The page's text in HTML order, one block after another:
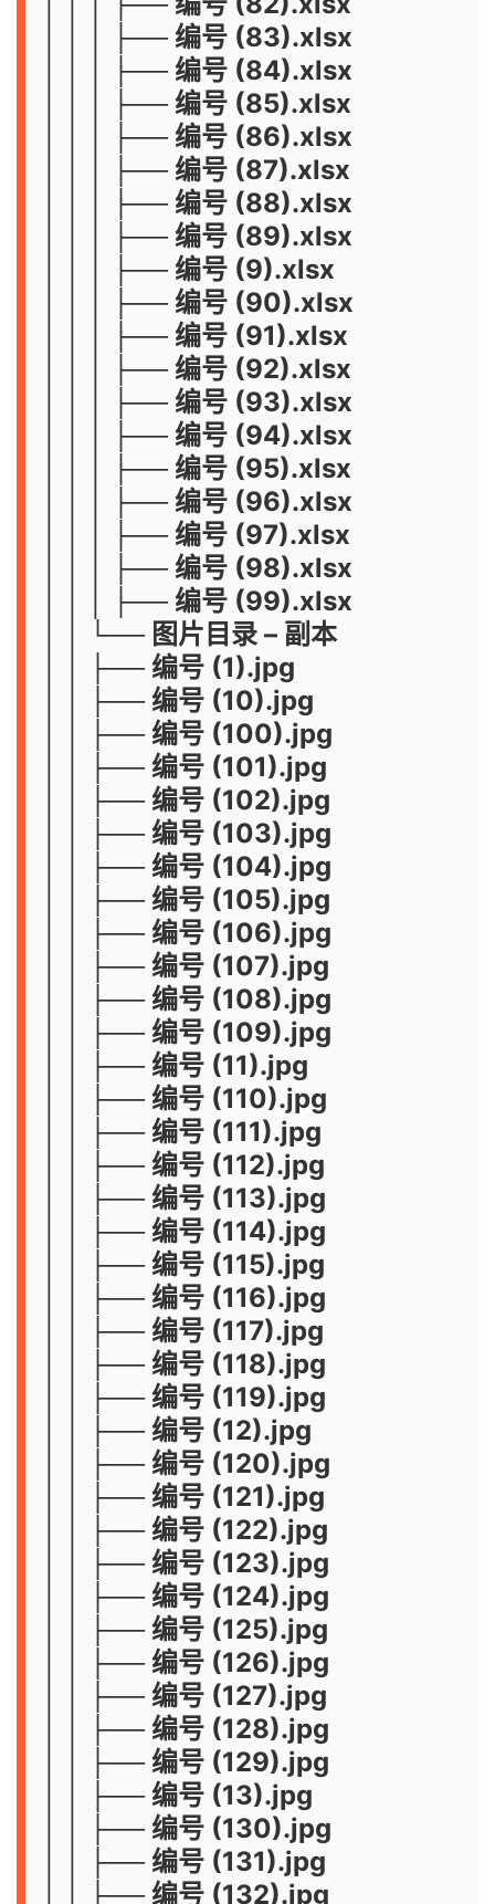
│ │ │ ├── 编号 (83).xlsx
│ │ │ ├── 编号 (84).xlsx
│ │ │ ├── 编号 (85).xlsx
│ │ │ ├── 编号 (86).xlsx
│ │ │ ├── 编号 (87).xlsx
│ │ │ ├── 编号 (88).xlsx
│ │ │ ├── 编号 (89).xlsx
│ │ │ ├── 编号 (9).xlsx
│ │ │ ├── 编号 (90).xlsx
│ │ │ ├── 编号 (91).xlsx
│ │ │ ├── 编号 (92).xlsx
│ │ │ ├── 编号 (93).xlsx
│ │ │ ├── 编号 (94).xlsx
│ │ │ ├── 编号 (95).xlsx
│ │ │ ├── 编号 (96).xlsx
│ │ │ ├── 编号 (97).xlsx
│ │ │ ├── 编号 (98).xlsx
│ │ │ ├── 编号 (99).xlsx
│ │ └── 图片目录 – 副本
│ │ ├── 编号 (1).jpg
│ │ ├── 编号 (10).jpg
│ │ ├── 编号 (100).jpg
│ │ ├── 编号 (101).jpg
│ │ ├── 编号 (102).jpg
│ │ ├── 编号 (103).jpg
│ │ ├── 编号 (104).jpg
│ │ ├── 编号 (105).jpg
│ │ ├── 编号 (106).jpg
│ │ ├── 编号 (107).jpg
│ │ ├── 编号 (108).jpg
│ │ ├── 编号 (109).jpg
│ │ ├── 编号 (11).jpg
│ │ ├── 编号 (110).jpg
│ │ ├── 编号 (111).jpg
│ │ ├── 编号 (112).jpg
│ │ ├── 编号 (113).jpg
│ │ ├── 编号 (114).jpg
│ │ ├── 编号 (115).jpg
│ │ ├── 编号 (116).jpg
│ │ ├── 编号 (117).jpg
│ │ ├── 编号 (118).jpg
│ │ ├── 编号 (119).jpg
│ │ ├── 编号 (12).jpg
│ │ ├── 编号 (120).jpg
│ │ ├── 编号 (121).jpg
│ │ ├── 编号 (122).jpg
│ │ ├── 编号 (123).jpg
│ │ ├── 编号 (124).jpg
│ │ ├── 编号 (125).jpg
│ │ ├── 编号 (126).jpg
│ │ ├── 编号 (127).jpg
│ │ ├── 编号 (128).jpg
│ │ ├── 编号 (129).jpg
│ │ ├── 编号 (13).jpg
│ │ ├── 编号 (130).jpg
│ │ ├── 编号 (131).jpg
│ │ ├── 编号 (132).jpg